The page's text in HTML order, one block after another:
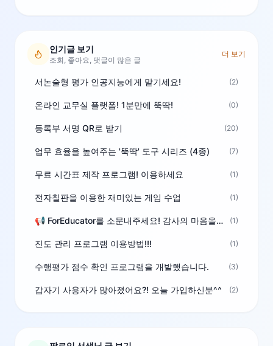
인기글 보기
조회, 좋아요, 댓글이 많은 글
더 보기
서논술형 평가 인공지능에게 맡기세요! (2)
온라인 교무실 플랫폼! 1분만에 뚝딱! (0)
등록부 서명 QR로 받기 (20)
업무 효율을 높여주는 '뚝딱' 도구 시리즈 (4종) (7)
무료 시간표 제작 프로그램! 이용하세요 (1)
전자칠판을 이용한 재미있는 게임 수업 (1)
📢 ForEducator를 소문내주세요! 감사의 마음을 담은 포인트 선물 (1)
진도 관리 프로그램 이용방법!!! (1)
수행평가 점수 확인 프로그램을 개발했습니다. (3)
갑자기 사용자가 많아졌어요?! 오늘 가입하신분^^ (2)